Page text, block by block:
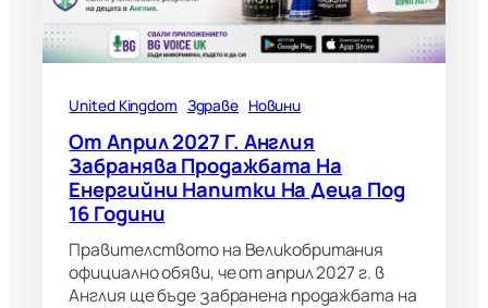
United Kingdom Здраве Новини
От Април 2027 Г. Англия
Забранява Продажбата На
Енергийни Напитки На Деца Под
16 Години
Правителството на Великобритания
официално обяви, че от април 2027 г. в
Англия ще бъде забранена продажбата на